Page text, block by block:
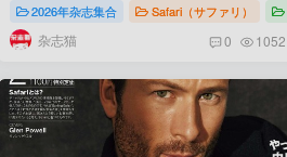
Safari（サファリ）2026
2026年杂志集合 Safari（サファリ）
杂志猫 0 1052